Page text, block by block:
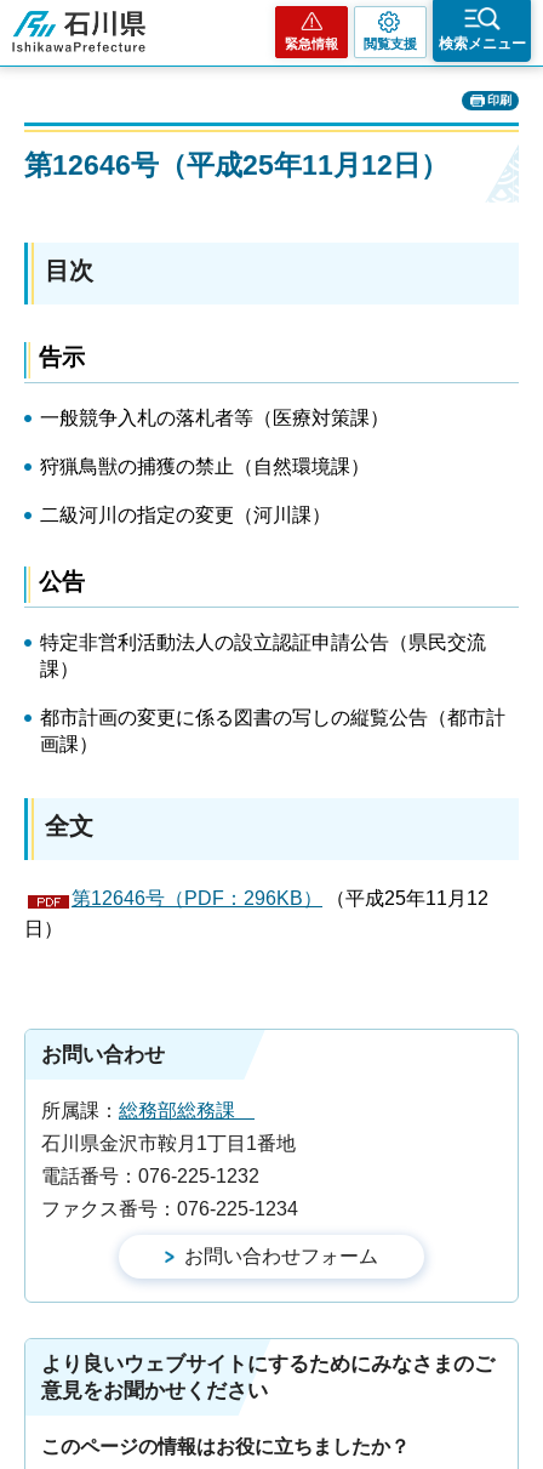
石川県
緊急情報 閲覧支援 検索メニュー
印刷
第12646号（平成25年11月12日）
目次
告示
一般競争入札の落札者等（医療対策課）
狩猟鳥獣の捕獲の禁止（自然環境課）
二級河川の指定の変更（河川課）
公告
特定非営利活動法人の設立認証申請公告（県民交流
課）
都市計画の変更に係る図書の写しの縦覧公告（都市計
画課）
全文
第12646号（PDF：296KB）
（平成25年11月12
日）
お問い合わせ
所属課： 総務部総務課
石川県金沢市鞍月1丁目1番地
電話番号：076-225-1232
ファクス番号：076-225-1234
より良いウェブサイトにするためにみなさまのご
意見をお聞かせください
このページの情報はお役に立ちましたか？